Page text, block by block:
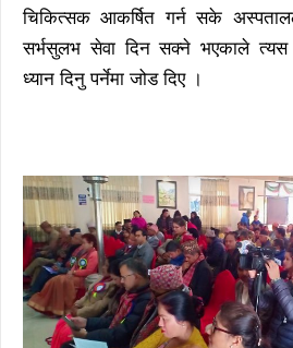
चिकित्सक आकर्षित गर्न सके
सर्भसुलभ सेवा दिन सक्ने भएकाले त्यस
ध्यान दिनु पर्नेमा जोड दिए ।